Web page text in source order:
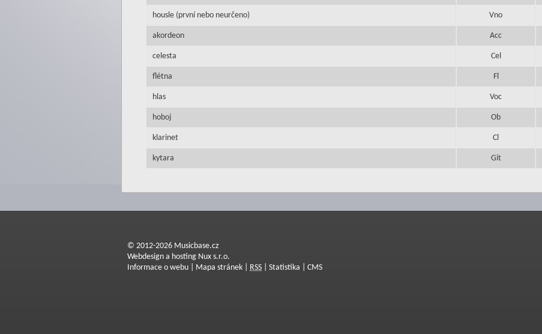
housle (první nebo neurčeno) Vno
akordeon Acc
celesta Cel
flétna Fl
hlas Voc
hoboj Ob
klarinet Cl
kytara Git
© 2012-2026 Musicbase.cz
Webdesign a hosting Nux s.r.o.
Informace o webu
Mapa stránek RSS Statistika CMS